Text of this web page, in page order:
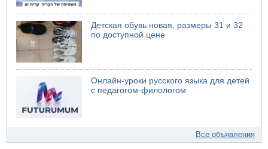
Детская обувь новая, размеры 31 и 32
по доступной цене
Онлайн-уроки русского языка для детей
с педагогом-филологом
Все объявления